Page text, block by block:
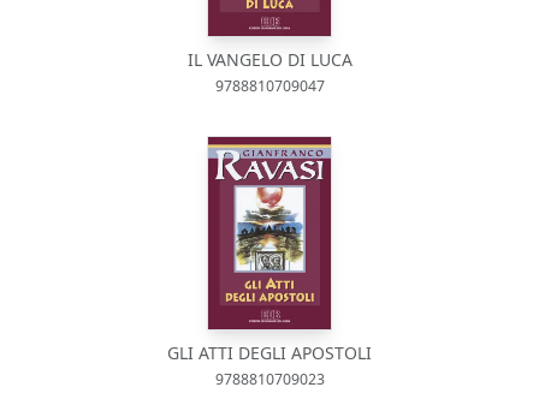
IL VANGELO DI LUCA
9788810709047
GLI ATTI DEGLI APOSTOLI
9788810709023